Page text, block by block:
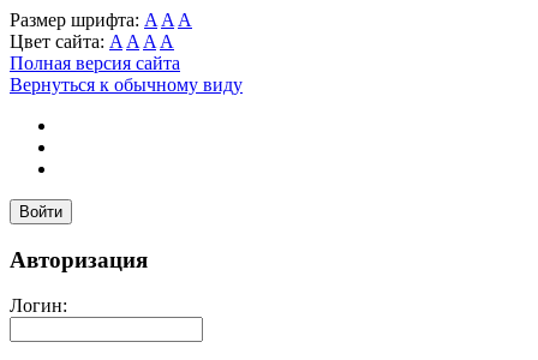
Размер шрифта: A A A
Цвет сайта: A A A A
Полная версия сайта
Вернуться к обычному виду
Войти
Авторизация
Логин: